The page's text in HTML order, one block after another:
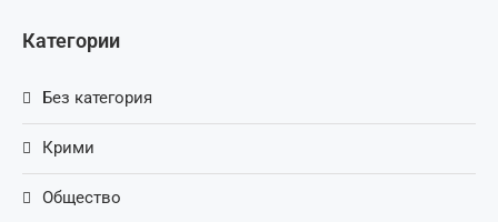
Категории
Без категория
Крими
Общество